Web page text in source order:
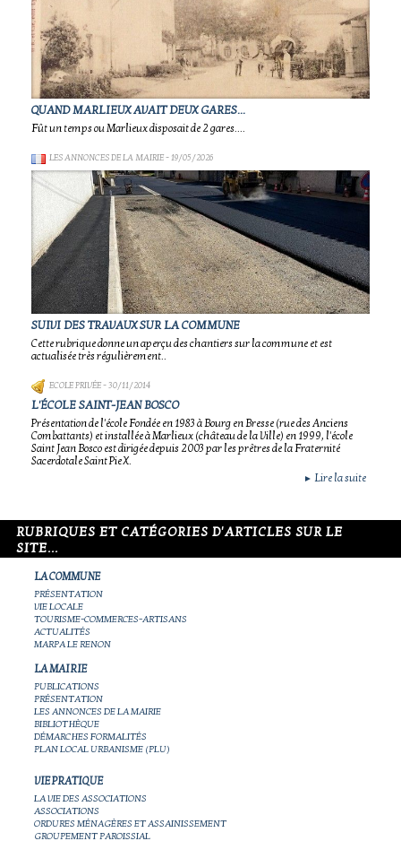
QUAND MARLIEUX AVAIT DEUX GARES...
Fût un temps ou Marlieux disposait de 2 gares....
LES ANNONCES DE LA MAIRIE- 19/05/2026
SUIVI DES TRAVAUX SUR LA COMMUNE
Cette rubrique donne un aperçu des chantiers sur la commune et est
actualisée très régulièrement..
ECOLE PRIVÉE- 30/11/2014
L'ÉCOLE SAINT-JEAN BOSCO
Présentation de l'école Fondée en 1983 à Bourg en Bresse (rue des Anciens
Combattants) et installée à Marlieux (château de la Ville) en 1999, l'école
Saint Jean Bosco est dirigée depuis 2003 par les prêtres de la Fraternité
Sacerdotale Saint Pie X.
► Lire la suite
RUBRIQUES ET CATÉGORIES D'ARTICLES SUR LE
SITE...
LA COMMUNE
PRÉSENTATION
VIE LOCALE
TOURISME-COMMERCES-ARTISANS
ACTUALITÉS
MARPA LE RENON
LA MAIRIE
PUBLICATIONS
PRÉSENTATION
LES ANNONCES DE LA MAIRIE
BIBLIOTHÈQUE
DÉMARCHES FORMALITÉS
PLAN LOCAL URBANISME (PLU)
VIE PRATIQUE
LA VIE DES ASSOCIATIONS
ASSOCIATIONS
ORDURES MÉNAGÈRES ET ASSAINISSEMENT
GROUPEMENT PAROISSIAL